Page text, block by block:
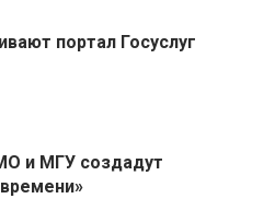
портал Госуслуг
и МГУ создадут